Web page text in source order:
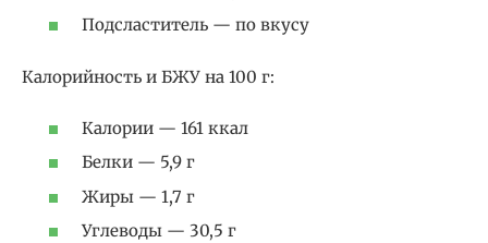
Подсластитель — по вкусу
Калорийность и БЖУ на 100 г:
Калории — 161 ккал
Белки — 5,9 г
Жиры — 1,7 г
Углеводы — 30,5 г